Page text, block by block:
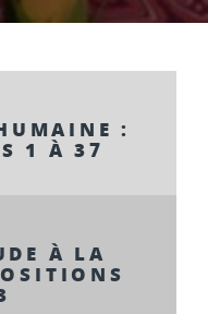
:
1 À 37
À LA